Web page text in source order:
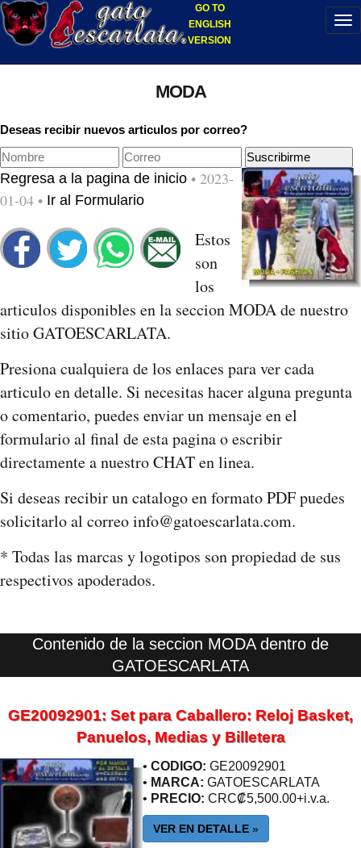
GO TO
ENGLISH
VERSION
MODA
Deseas recibir nuevos articulos por correo?
Regresa a la pagina de inicio • 2023-
01-04 • Ir al Formulario
Estos
son
los
articulos disponibles en la seccion MODA de nuestro
sitio GATOESCARLATA.
Presiona cualquiera de los enlaces para ver cada
articulo en detalle. Si necesitas hacer alguna pregunta
o comentario, puedes enviar un mensaje en el
formulario al final de esta pagina o escribir
directamente a nuestro CHAT en linea.
Si deseas recibir un catalogo en formato PDF puedes
solicitarlo al correo info@gatoescarlata.com.
* Todas las marcas y logotipos son propiedad de sus
respectivos apoderados.
Contenido de la seccion MODA dentro de
GATOESCARLATA
GE20092901: Set para Caballero: Reloj Basket,
Panuelos, Medias y Billetera
• CODIGO: GE20092901
• MARCA: GATOESCARLATA
• PRECIO: CRC₡5,500.00+i.v.a.
VER EN DETALLE »